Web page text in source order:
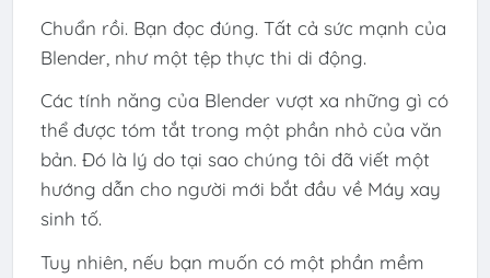
Chuẩn rồi. Bạn đọc đúng. Tất cả sức mạnh của
Blender, như một tệp thực thi di động.
Các tính năng của Blender vượt xa những gì có
thể được tóm tắt trong một phần nhỏ của văn
bản. Đó là lý do tại sao chúng tôi đã viết một
hướng dẫn cho người mới bắt đầu về Máy xay
sinh tố.
Tuy nhiên, nếu bạn muốn có một phần mềm